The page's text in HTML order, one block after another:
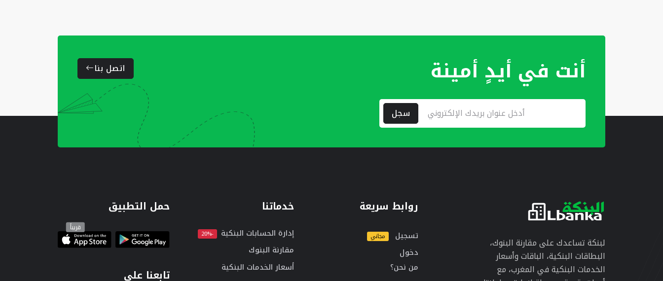
أنت في أيدٍ أمينة
سجل
اتصل بنا
لبنكة تساعدك على مقارنة البنوك،
البطاقات البنكية، الباقات وأسعار
الخدمات البنكية في المغرب، مع
روابط سريعة
تسجيل مجاني
دخول
من نحن؟
خدماتنا
إدارة الحسابات البنكية -20%
مقارنة البنوك
أسعار الخدمات البنكية
حمل التطبيق
قريباً
تابعنا على